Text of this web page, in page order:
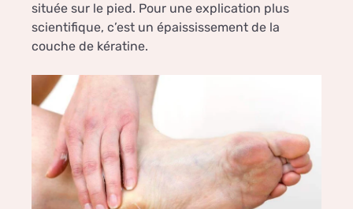
située sur le pied. Pour une explication plus
scientifique, c’est un épaississement de la
couche de kératine.